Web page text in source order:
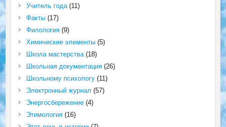
Учитель года(11)
Факты(17)
Филология(9)
Химические элементы(5)
Школа мастерства(18)
Школьная документация(26)
Школьному психологу(11)
Электронный журнал (57)
Энергосбережение(4)
Этимология(16)